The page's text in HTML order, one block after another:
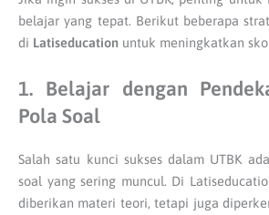
belajar yang tepat. Berikut beberapa
di Latiseducation untuk meningkatkan
1. Belajar dengan
Pola Soal
Salah satu kunci sukses dalam UTBK
soal yang sering muncul. Di
diberikan materi teori, tetapi juga